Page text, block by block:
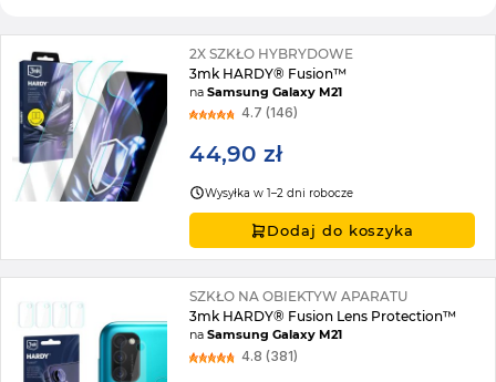
2X SZKŁO HYBRYDOWE
3mk HARDY® Fusion™
naSamsung Galaxy M21
4.7 (146)
44,90 zł
Wysyłka w 1–2 dni robocze
Dodaj do koszyka
SZKŁO NA OBIEKTYW APARATU
3mk HARDY® Fusion Lens Protection™
naSamsung Galaxy M21
4.8 (381)